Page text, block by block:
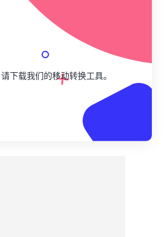
下载我们的移动转换工具。